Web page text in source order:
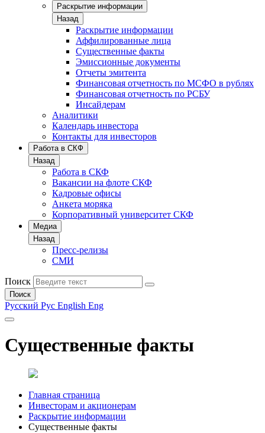
Раскрытие информации
Назад
Раскрытие информации
Аффилированные лица
Существенные факты
Эмиссионные документы
Отчеты эмитента
Финансовая отчетность по МСФО в рублях
Финансовая отчетность по РСБУ
Инсайдерам
Аналитики
Календарь инвестора
Контакты для инвесторов
Работа в СКФ
Назад
Работа в СКФ
Вакансии на флоте СКФ
Кадровые офисы
Анкета моряка
Корпоративный университет СКФ
Медиа
Назад
Пресс-релизы
СМИ
Поиск
Поиск
Русский Рус English Eng
Существенные факты
Главная страница
Инвесторам и акционерам
Раскрытие информации
Существенные факты